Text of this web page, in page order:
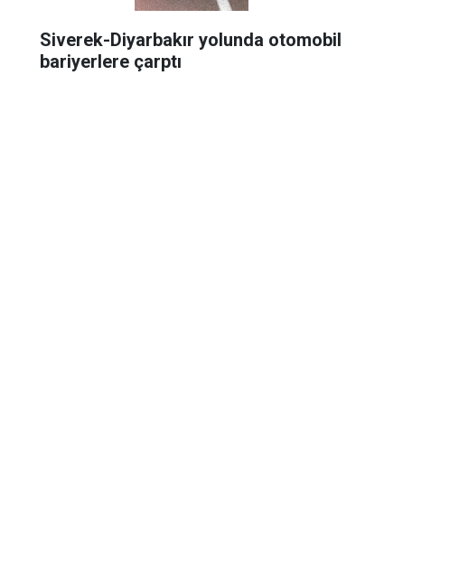
Siverek-Diyarbakır yolunda otomobil
bariyerlere çarptı